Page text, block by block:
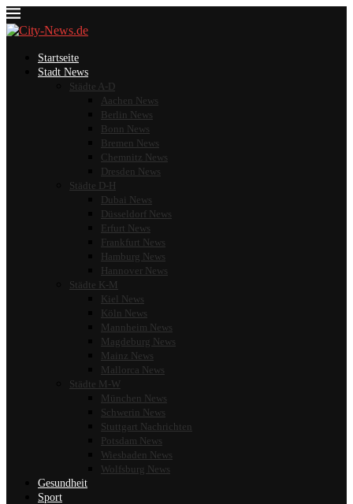
Startseite
Stadt News
Städte A-D
Aachen News
Berlin News
Bonn News
Bremen News
Chemnitz News
Dresden News
Städte D-H
Dubai News
Düsseldorf News
Erfurt News
Frankfurt News
Hamburg News
Hannover News
Städte K-M
Kiel News
Köln News
Mannheim News
Magdeburg News
Mainz News
Mallorca News
Städte M-W
München News
Schwerin News
Stuttgart Nachrichten
Potsdam News
Wiesbaden News
Wolfsburg News
Gesundheit
Sport